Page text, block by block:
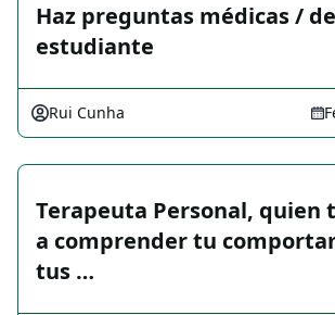
Haz preguntas médicas / de
estudiante
Rui Cunha
Terapeuta Personal, quien
a comprender tu
tus …